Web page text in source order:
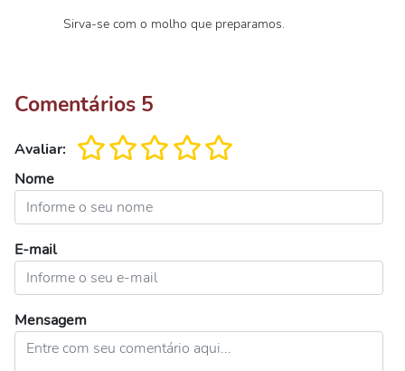
Sirva-se com o molho que preparamos.
Comentários 5
Avaliar:
Nome
E-mail
Mensagem